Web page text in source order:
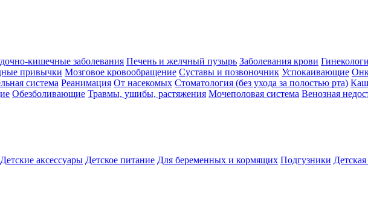
кишечные заболевания Печень и желчный пузырь Заболевания крови
привычки Мозговое кровообращение Суставы и позвоночник Успокаивающие
система Реанимация От насекомых Стоматология (без ухода за полостью рта)
Обезболивающие Травмы, ушибы, растяжения Мочеполовая система Венозная
Детские аксессуары Детское питание Для беременных и кормящих Подгузники